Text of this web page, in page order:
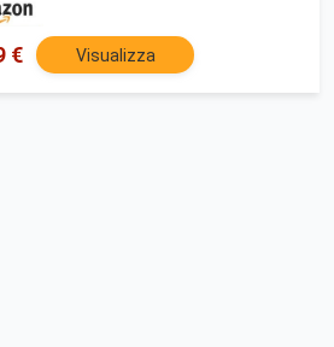
letto ospiti outdoor – materasso
per 2 persone
€ Visualizza